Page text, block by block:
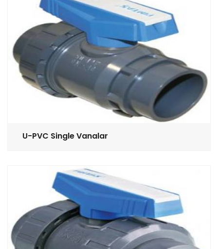
U-PVC Single Vanalar